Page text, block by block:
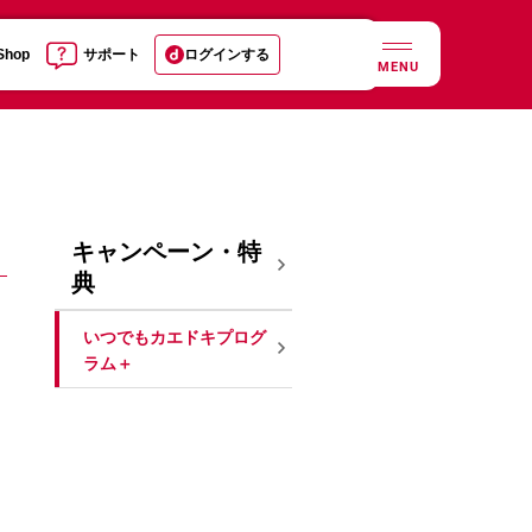
サポート ログインする
MENU
キャンペーン・特
典
いつでもカエドキプログ
ラム＋